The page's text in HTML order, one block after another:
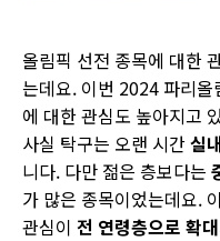
올림픽 선전 종목에 대한
는데요. 이번 2024 파리
에 대한 관심도 높아지고
사실 탁구는 오랜 시간실
니다. 다만 젊은 층보다는
가 많은 종목이었는데요.
관심이 전 연령층으로 확대